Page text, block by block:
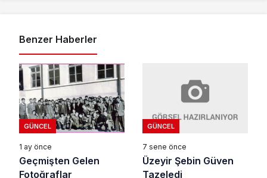
Benzer Haberler
GÜNCEL
1 ay önce
Geçmişten Gelen
Fotoğraflar
GÜNCEL
7 sene önce
Üzeyir Şebin Güven
Tazeledi